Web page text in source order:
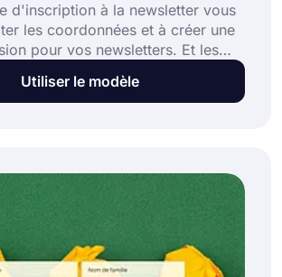
d'inscription à la newsletter vous
les coordonnées et à créer une
pour vos newsletters. Et les
facilement s'abonner à vos e-
secondes en répondant à
Utiliser le modèle